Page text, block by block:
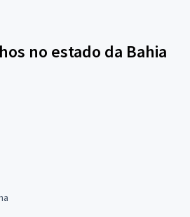
no estado da Bahia